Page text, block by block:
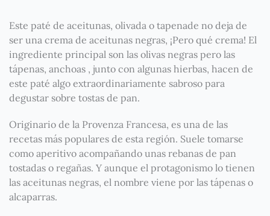
Este paté de aceitunas, olivada o tapenade no deja de
ser una crema de aceitunas negras, ¡Pero qué crema! El
ingrediente principal son las olivas negras pero las
tápenas, anchoas , junto con algunas hierbas, hacen de
este paté algo extraordinariamente sabroso para
degustar sobre tostas de pan.
Originario de la Provenza Francesa, es una de las
recetas más populares de esta región. Suele tomarse
como aperitivo acompañando unas rebanas de pan
tostadas o regañas. Y aunque el protagonismo lo tienen
las aceitunas negras, el nombre viene por las tápenas o
alcaparras.